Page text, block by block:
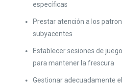
específicas
Prestar atención a los
subyacentes
Establecer sesiones de
para mantener la frescura
Gestionar adecuadamente